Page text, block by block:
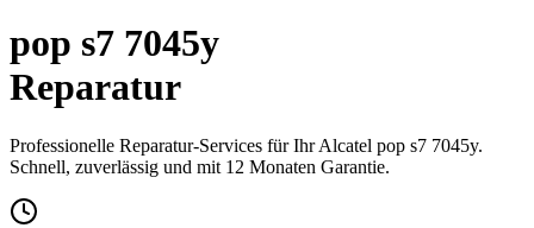
pop s7 7045y
Reparatur
Professionelle Reparatur-Services für IhrAlcatel pop s7 7045y.
Schnell, zuverlässig und mit 12 Monaten Garantie.